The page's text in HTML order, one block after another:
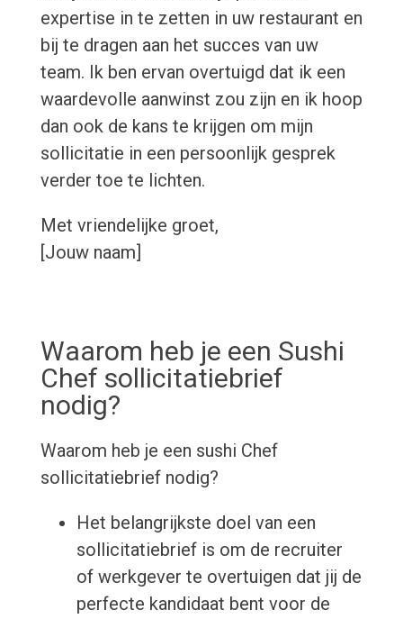
expertise in te zetten in uw restaurant en
bij te dragen aan het succes van uw
team. Ik ben ervan overtuigd dat ik een
waardevolle aanwinst zou zijn en ik hoop
dan ook de kans te krijgen om mijn
sollicitatie in een persoonlijk gesprek
verder toe te lichten.
Met vriendelijke groet,
[Jouw naam]
Waarom heb je een Sushi
Chef sollicitatiebrief
nodig?
Waarom heb je een sushi Chef
sollicitatiebrief nodig?
Het belangrijkste doel van een
sollicitatiebrief is om de recruiter
of werkgever te overtuigen dat jij de
perfecte kandidaat bent voor de